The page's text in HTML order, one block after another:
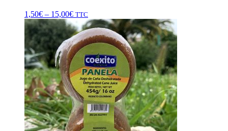
1,50€ – 15,00€ TTC